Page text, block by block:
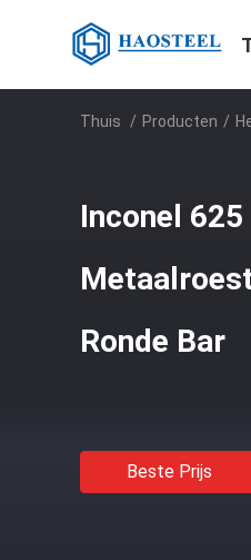
Thuis / Producten /
Inconel
Ronde Bar
Beste Prijs